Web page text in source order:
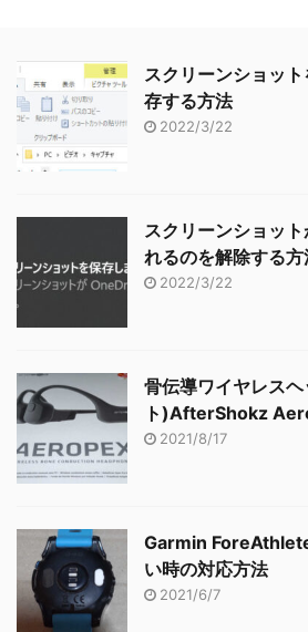
スクリーンショッ
存する方法
2022/3/22
スクリーンショッ
れるのを解除する方
2022/3/22
骨伝導ワイヤレス
ト)AfterShokz
2021/8/17
Garmin
い時の対応方法
2021/6/7